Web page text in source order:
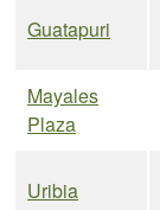
Guatapuri
Mayales
Plaza
Uribia